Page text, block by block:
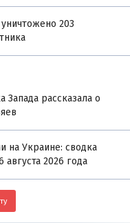
203
Запада рассказала о
на Украине: сводка
2026 года